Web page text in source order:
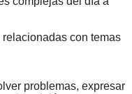
relacionadas con temas
problemas, expresar